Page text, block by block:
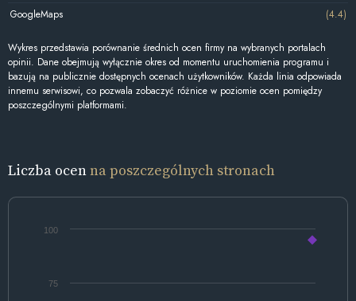
GoogleMaps
(4.4)
Wykres przedstawia porównanie średnich ocen firmy na wybranych portalach
opinii. Dane obejmują wyłącznie okres od momentu uruchomienia programu i
bazują na publicznie dostępnych ocenach użytkowników. Każda linia odpowiada
innemu serwisowi, co pozwala zobaczyć różnice w poziomie ocen pomiędzy
poszczególnymi platformami.
Liczba ocenna poszczególnych stronach
100
75